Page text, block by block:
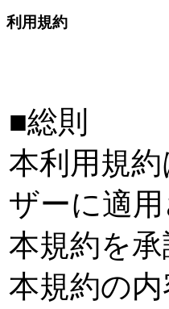
利用規約
■総則
本利用規
ザーに適
本規約を
本規約の